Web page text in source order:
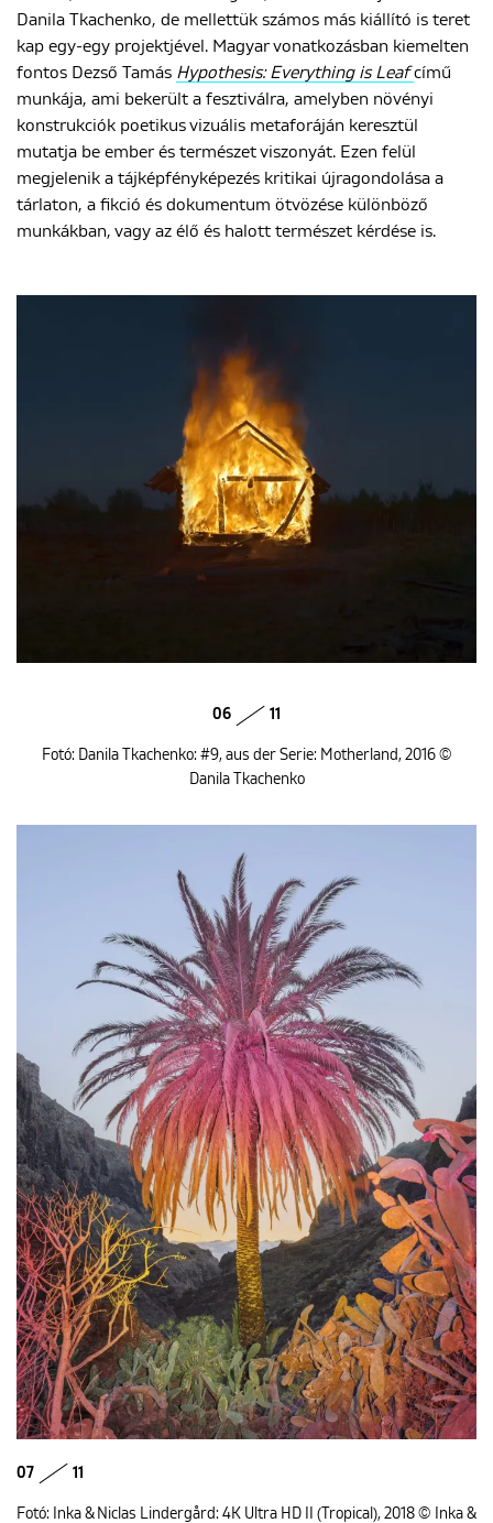
Danila Tkachenko, de mellettük számos más kiállító is teret
kap egy-egy projektjével. Magyar vonatkozásban kiemelten
fontos Dezső Tamás Hypothesis: Everything is Leaf című
munkája, ami bekerült a fesztiválra, amelyben növényi
konstrukciók poetikus vizuális metaforáján keresztül
mutatja be ember és természet viszonyát. Ezen felül
megjelenik a tájképfényképezés kritikai újragondolása a
tárlaton, a fikció és dokumentum ötvözése különböző
munkákban, vagy az élő és halott természet kérdése is.
06 11
Fotó: Danila Tkachenko: #9, aus der Serie: Motherland, 2016 ©
Danila Tkachenko
07 11
Fotó: Inka & Niclas Lindergård: 4K Ultra HD II (Tropical), 2018 © Inka &